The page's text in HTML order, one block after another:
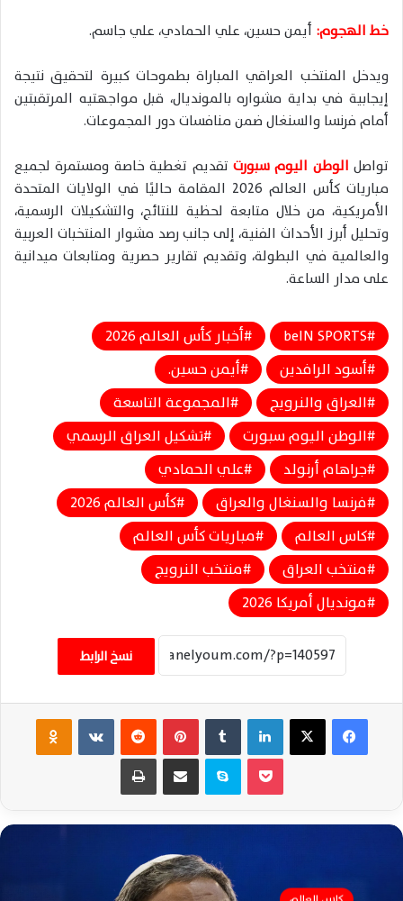
خط الهجوم: أيمن حسين، علي الحمادي، علي جاسم.
ويدخل المنتخب العراقي المباراة بطموحات كبيرة لتحقيق نتيجة
إيجابية في بداية مشواره بالمونديال، قبل مواجهتيه المرتقبتين
أمام فرنسا والسنغال ضمن منافسات دور المجموعات.
تواصل الوطن اليوم سبورت تقديم تغطية خاصة ومستمرة لجميع
مباريات كأس العالم 2026 المقامة حاليًا في الولايات المتحدة
الأمريكية، من خلال متابعة لحظية للنتائج، والتشكيلات الرسمية،
وتحليل أبرز الأحداث الفنية، إلى جانب رصد مشوار المنتخبات العربية
والعالمية في البطولة، وتقديم تقارير حصرية ومتابعات ميدانية
على مدار الساعة.
beIN SPORTS
أخبار كأس العالم 2026
أسود الرافدين
أيمن حسين.
العراق والنرويج
المجموعة التاسعة
الوطن اليوم سبورت
تشكيل العراق الرسمي
جراهام أرنولد
علي الحمادي
فرنسا والسنغال والعراق
كأس العالم 2026
كاس العالم
مباريات كأس العالم
منتخب العراق
منتخب النرويج
مونديال أمريكا 2026
نسخ الرابط
فيسبوك ‫X لينكدإن بينتيريست ‏VKontakte
سكايب مشاركة عبر البريد طباعة